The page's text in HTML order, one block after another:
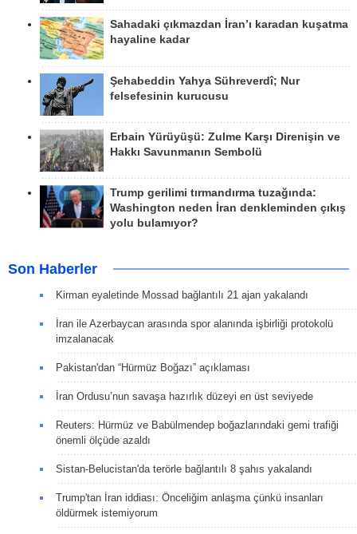
Sahadaki çıkmazdan İran’ı karadan kuşatma
hayaline kadar
Şehabeddin Yahya Sühreverdî; Nur
felsefesinin kurucusu
Erbain Yürüyüşü: Zulme Karşı Direnişin ve
Hakkı Savunmanın Sembolü
Trump gerilimi tırmandırma tuzağında:
Washington neden İran denkleminden çıkış
yolu bulamıyor?
Son Haberler
Kirman eyaletinde Mossad bağlantılı 21 ajan yakalandı
İran ile Azerbaycan arasında spor alanında işbirliği protokolü
imzalanacak
Pakistan'dan “Hürmüz Boğazı” açıklaması
İran Ordusu’nun savaşa hazırlık düzeyi en üst seviyede
Reuters: Hürmüz ve Babülmendep boğazlarındaki gemi trafiği
önemli ölçüde azaldı
Sistan-Belucistan'da terörle bağlantılı 8 şahıs yakalandı
Trump'tan İran iddiası: Önceliğim anlaşma çünkü insanları
öldürmek istemiyorum